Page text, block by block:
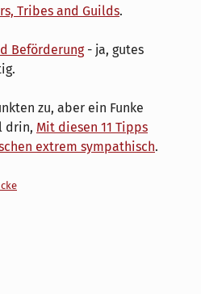
Tribes and Guilds.
Beförderung- ja, gutes
zu, aber ein Funke
drin, Mit diesen 11 Tipps
extrem sympathisch.